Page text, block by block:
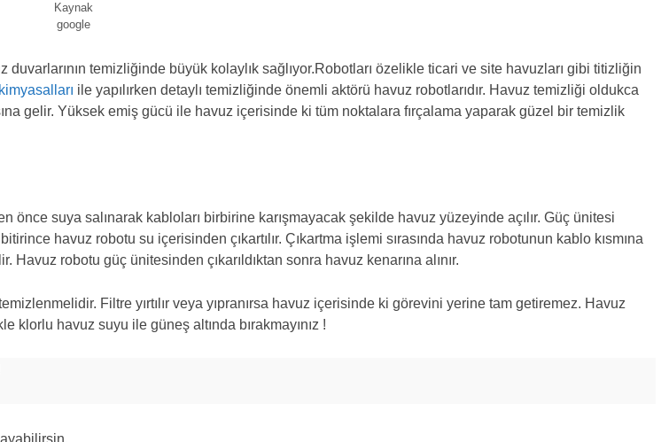
Kaynak
google
temizliğinde büyük kolaylık sağlıyor.Robotları özelikle ticari ve site havuzları gibi titizliğin
ile yapılırken detaylı temizliğinde önemli aktörü havuz robotlarıdır. Havuz temizliği oldukca
gelir. Yüksek emiş gücü ile havuz içerisinde ki tüm noktalara fırçalama yaparak güzel bir temizlik
suya salınarak kabloları birbirine karışmayacak şekilde havuz yüzeyinde açılır. Güç ünitesi
havuz robotu su içerisinden çıkartılır. Çıkartma işlemi sırasında havuz robotunun kablo kısmına
robotu güç ünitesinden çıkarıldıktan sonra havuz kenarına alınır.
Filtre yırtılır veya yıpranırsa havuz içerisinde ki görevini yerine tam getiremez. Havuz
klorlu havuz suyu ile güneş altında bırakmayınız !